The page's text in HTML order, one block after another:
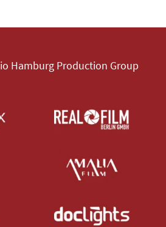
Hamburg Production Group